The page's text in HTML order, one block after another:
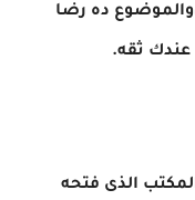
ده رضا
ثقه.
الذى فتحه